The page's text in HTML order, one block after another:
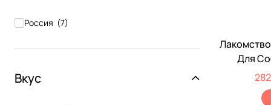
Россия (7)
Вкус
-20%
Для